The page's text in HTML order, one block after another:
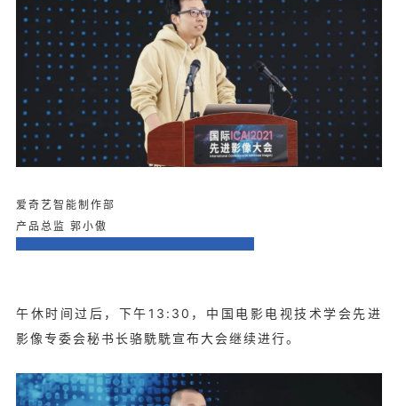
爱奇艺智能制作部
产品总监 郭小傲
午休时间过后，下午13:30，中国电影电视技术学会先进
影像专委会秘书长骆駪駪宣布大会继续进行。